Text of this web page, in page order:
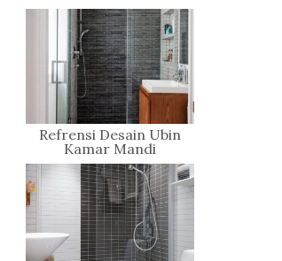
Refrensi Desain Ubin
Kamar Mandi